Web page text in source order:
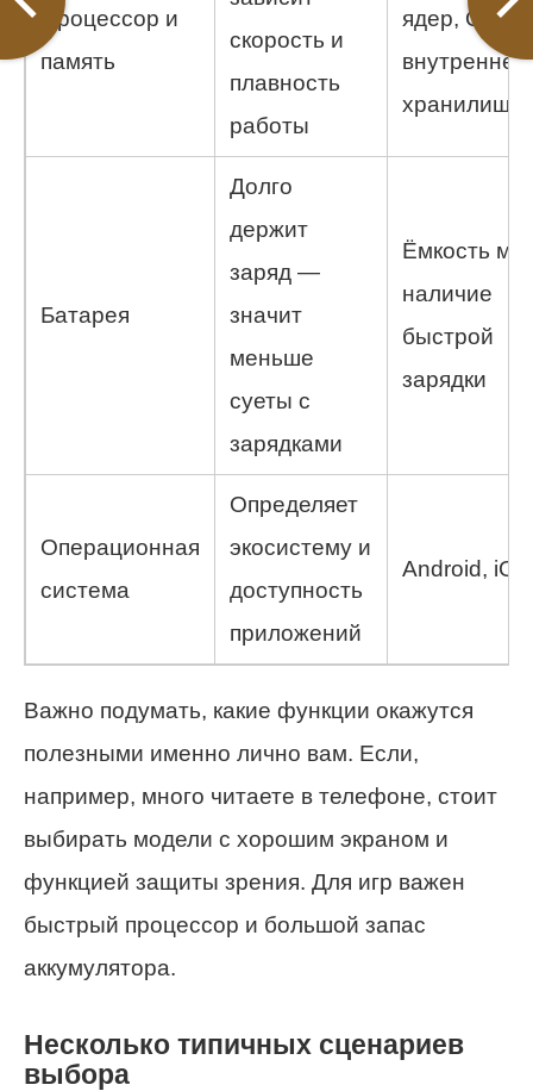
Процессор и
память
скорость и
плавность
работы
ядер, ОЗУ,
внутреннее
хранилище
Батарея
Долго
держит
заряд —
значит
меньше
суеты с
зарядками
Ёмкость
наличие
быстрой
зарядки
Операционная
система
Определяет
экосистему и
доступность
приложений
Android, iOS
Важно подумать, какие функции окажутся
полезными именно лично вам. Если,
например, много читаете в телефоне, стоит
выбирать модели с хорошим экраном и
функцией защиты зрения. Для игр важен
быстрый процессор и большой запас
аккумулятора.
Несколько типичных сценариев
выбора